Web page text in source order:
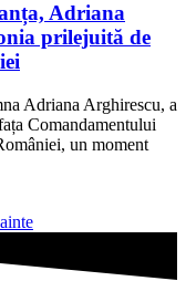
Adriana
prilejuită de
Adriana Arghirescu, a
Comandamentului
un moment